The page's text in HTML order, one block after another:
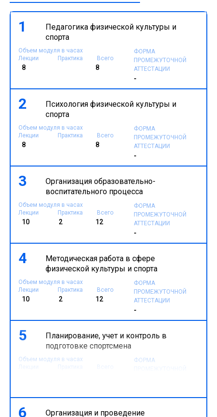
1
Педагогика физической культуры и
спорта
Объем модуля в часах
Лекции
Практика Всего
8 8
ФОРМА
ПРОМЕЖУТОЧНОЙ
АТТЕСТАЦИИ
-
2
Психология физической культуры и
спорта
Объем модуля в часах
Лекции
Практика Всего
8 8
ФОРМА
ПРОМЕЖУТОЧНОЙ
АТТЕСТАЦИИ
-
3
Организация образовательно-
воспитательного процесса
Объем модуля в часах
Лекции
Практика Всего
10 2 12
ФОРМА
ПРОМЕЖУТОЧНОЙ
АТТЕСТАЦИИ
-
4
Методическая работа в сфере
физической культуры и спорта
Объем модуля в часах
Лекции
Практика Всего
10 2 12
ФОРМА
ПРОМЕЖУТОЧНОЙ
АТТЕСТАЦИИ
-
5
Планирование, учет и контроль в
подготовке спортсмена
Объем модуля в часах
Лекции
Практика Всего
ФОРМА
6
Организация и проведение